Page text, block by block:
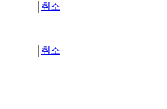
취소
취소